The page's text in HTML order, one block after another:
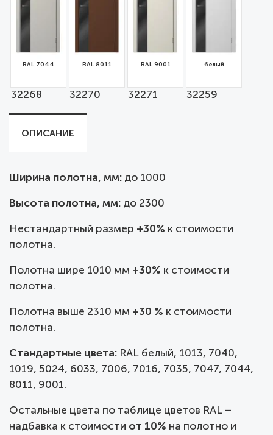
RAL 7044
32268
RAL 8011
32270
RAL 9001
32271
белый
32259
ОПИСАНИЕ
Ширина полотна, мм: до 1000
Высота полотна, мм: до 2300
Нестандартный размер +30% к стоимости
полотна.
Полотна шире 1010 мм +30% к стоимости
полотна.
Полотна выше 2310 мм +30 % к стоимости
полотна.
Стандартные цвета: RAL белый, 1013, 7040,
1019, 5024, 6033, 7006, 7016, 7035, 7047, 7044,
8011, 9001.
Остальные цвета по таблице цветов RAL –
надбавка к стоимости от 10% на полотно и